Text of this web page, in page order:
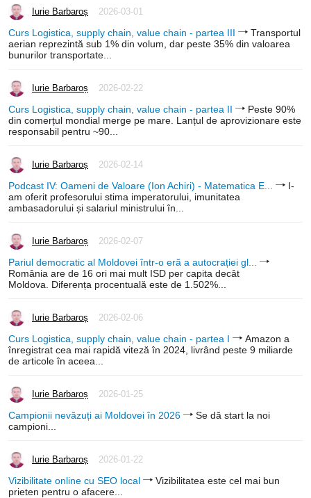
Iurie Barbaroș 2026-03-01
Curs Logistica, supply chain, value chain - partea III
Transportul
aerian reprezintă sub 1% din volum, dar peste 35% din valoarea
bunurilor transportate...
Iurie Barbaroș 2026-02-22
Curs Logistica, supply chain, value chain - partea II
Peste 90%
din comerțul mondial merge pe mare. Lanțul de aprovizionare este
responsabil pentru ~90...
Iurie Barbaroș 2026-02-14
Podcast IV: Oameni de Valoare (Ion Achiri) - Matematica E...
I-
am oferit profesorului stima imperatorului, imunitatea
ambasadorului și salariul ministrului în...
Iurie Barbaroș 2026-02-07
Pariul democratic al Moldovei într-o eră a autocrației gl...
România are de 16 ori mai mult ISD per capita decât
Moldova. Diferența procentuală este de 1.502%...
Iurie Barbaroș 2026-02-06
Curs Logistica, supply chain, value chain - partea I
Amazon a
înregistrat cea mai rapidă viteză în 2024, livrând peste 9 miliarde
de articole în aceea...
Iurie Barbaroș 2026-01-25
Campionii nevăzuți ai Moldovei în 2026
Se dă start la noi
campioni...
Iurie Barbaroș 2026-01-22
Vizibilitate online cu SEO local
Vizibilitatea este cel mai bun
prieten pentru o afacere...